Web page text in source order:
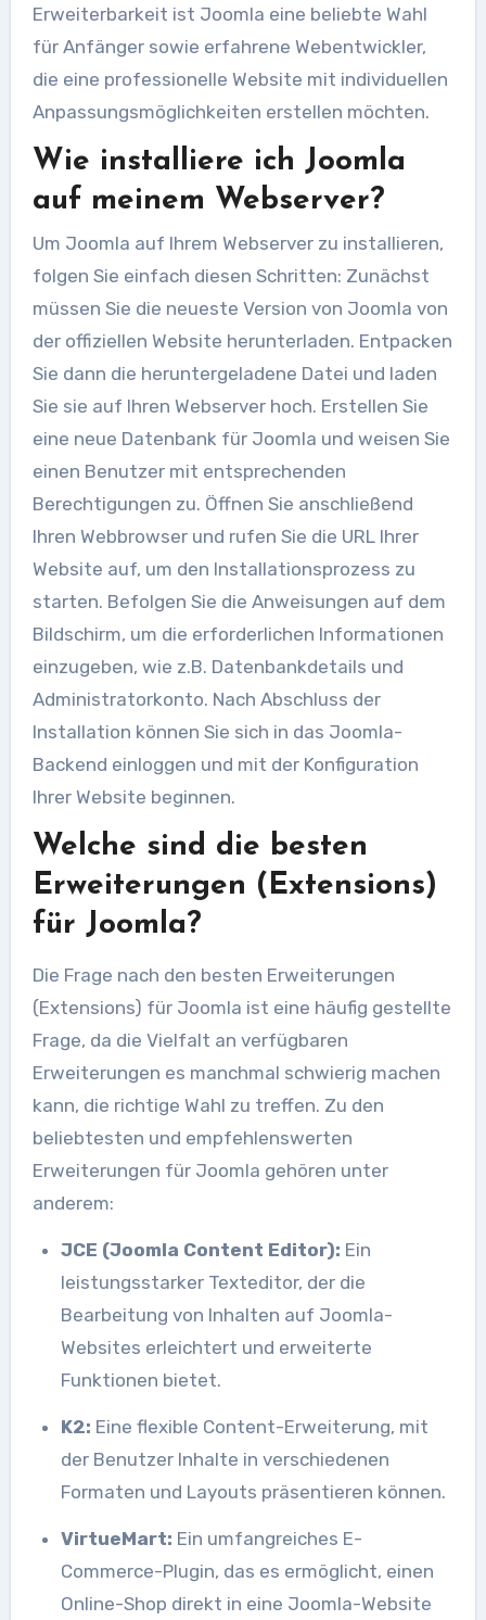
Erweiterbarkeit ist Joomla eine beliebte Wahl
für Anfänger sowie erfahrene Webentwickler,
die eine professionelle Website mit individuellen
Anpassungsmöglichkeiten erstellen möchten.
Wie installiere ich Joomla
auf meinem Webserver?
Um Joomla auf Ihrem Webserver zu installieren,
folgen Sie einfach diesen Schritten: Zunächst
müssen Sie die neueste Version von Joomla von
der offiziellen Website herunterladen. Entpacken
Sie dann die heruntergeladene Datei und laden
Sie sie auf Ihren Webserver hoch. Erstellen Sie
eine neue Datenbank für Joomla und weisen Sie
einen Benutzer mit entsprechenden
Berechtigungen zu. Öffnen Sie anschließend
Ihren Webbrowser und rufen Sie die URL Ihrer
Website auf, um den Installationsprozess zu
starten. Befolgen Sie die Anweisungen auf dem
Bildschirm, um die erforderlichen Informationen
einzugeben, wie z.B. Datenbankdetails und
Administratorkonto. Nach Abschluss der
Installation können Sie sich in das Joomla-
Backend einloggen und mit der Konfiguration
Ihrer Website beginnen.
Welche sind die besten
Erweiterungen (Extensions)
für Joomla?
Die Frage nach den besten Erweiterungen
(Extensions) für Joomla ist eine häufig gestellte
Frage, da die Vielfalt an verfügbaren
Erweiterungen es manchmal schwierig machen
kann, die richtige Wahl zu treffen. Zu den
beliebtesten und empfehlenswerten
Erweiterungen für Joomla gehören unter
anderem:
JCE (Joomla Content Editor): Ein
leistungsstarker Texteditor, der die
Bearbeitung von Inhalten auf Joomla-
Websites erleichtert und erweiterte
Funktionen bietet.
K2: Eine flexible Content-Erweiterung, mit
der Benutzer Inhalte in verschiedenen
Formaten und Layouts präsentieren können.
VirtueMart: Ein umfangreiches E-
Commerce-Plugin, das es ermöglicht, einen
Online-Shop direkt in eine Joomla-Website